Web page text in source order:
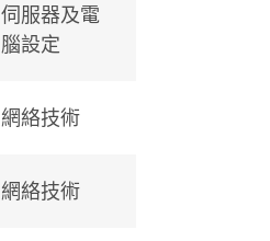
伺服器及電
腦設定
網絡技術
網絡技術